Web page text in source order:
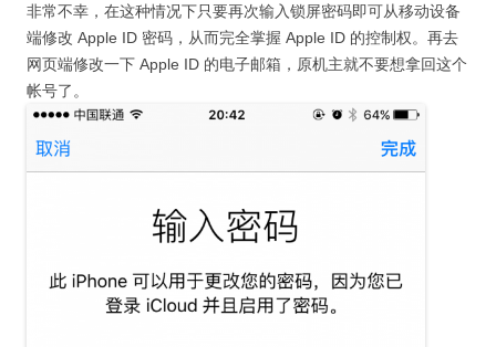
非常不幸，在这种情况下只要再次输入锁屏密码即可从移动设备
端修改 Apple ID 密码，从而完全掌握 Apple ID 的控制权。再去
网页端修改一下 Apple ID 的电子邮箱，原机主就不要想拿回这个
帐号了。